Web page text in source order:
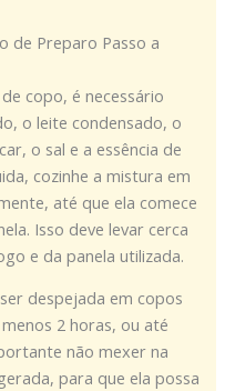
de Preparo Passo a
copo, é necessário
o leite condensado, o
o sal e a essência de
cozinhe a mistura em
até que ela comece
Isso deve levar cerca
e da panela utilizada.
despejada em copos
2 horas, ou até
não mexer na
para que ela possa